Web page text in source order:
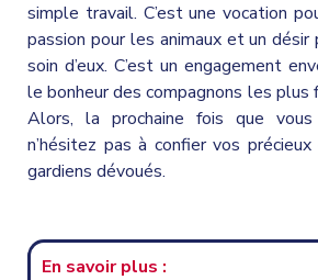
simple travail. C’est une vocation
passion pour les animaux et un désir
soin d’eux. C’est un engagement
le bonheur des compagnons les plus
Alors, la prochaine fois que vous
n’hésitez pas à confier vos
gardiens dévoués.
En savoir plus :